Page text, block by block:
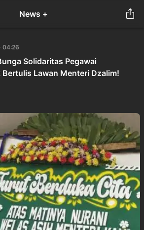
News +
04:26
Solidaritas Pegawai
Lawan Menteri Dzalim!